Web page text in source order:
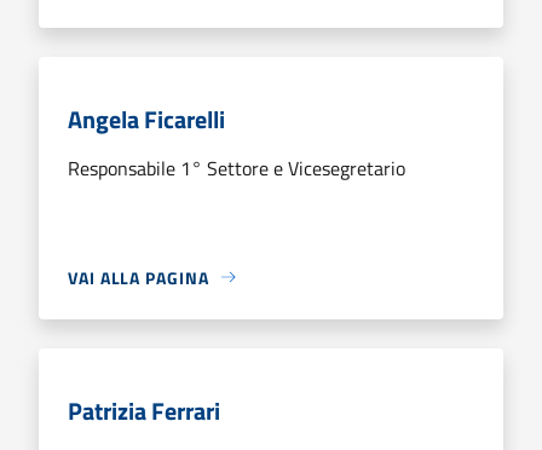
Angela Ficarelli
Responsabile 1° Settore e Vicesegretario
VAI ALLA PAGINA
Patrizia Ferrari